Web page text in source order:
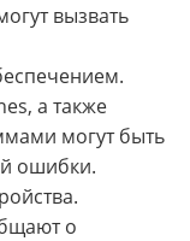
вызвать
а также
могут быть
ошибки.
о